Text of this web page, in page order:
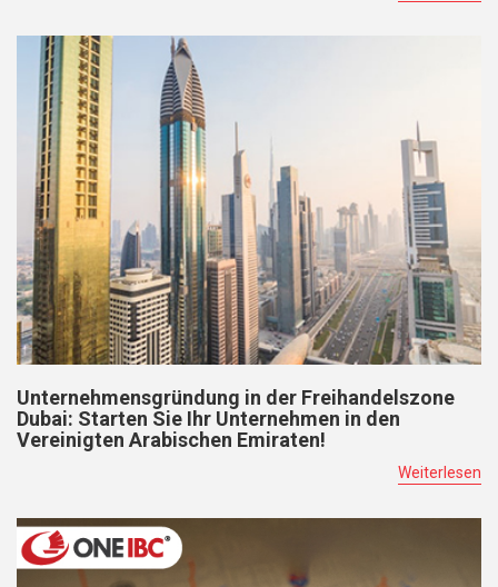
Unternehmensgründung in der Freihandelszone
Dubai: Starten Sie Ihr Unternehmen in den
Vereinigten Arabischen Emiraten!
Weiterlesen